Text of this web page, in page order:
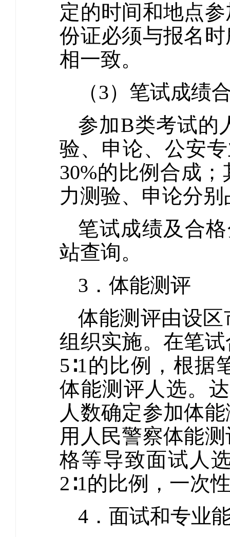
定的时间和地点
份证必须与报名
相一致。
（3）笔试成绩
参加B类考试的
验、申论、公安
30%的比例合成
力测验、申论分
笔试成绩及合
站查询。
3．体能测评
体能测评由设
组织实施。在笔
5∶1的比例，根据
体能测评人选。
人数确定参加体
用人民警察体能
格等导致面试人
2∶1的比例，一次
4．面试和专业